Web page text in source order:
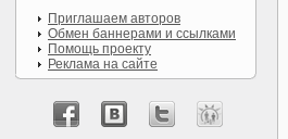
Приглашаем авторов
Обмен баннерами и ссылками
Помощь проекту
Реклама на сайте